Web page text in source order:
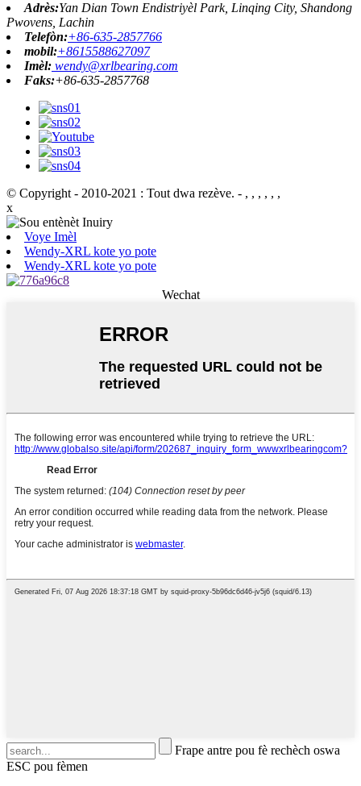
Adrès:Yan Dian Town Endistriyèl Park, Linqing City, Shandong
Pwovens, Lachin
Telefòn:+86-635-2857766
mobil:+8615588627097
Imèl: wendy@xrlbearing.com
Faks:+86-635-2857768
© Copyright - 2010-2021 : Tout dwa rezève. - , , , , , ,
x
Voye Imèl
Wendy-XRL kote yo pote
Wendy-XRL kote yo pote
Wechat
Frape antre pou fè rechèch oswa
ESC pou fèmen